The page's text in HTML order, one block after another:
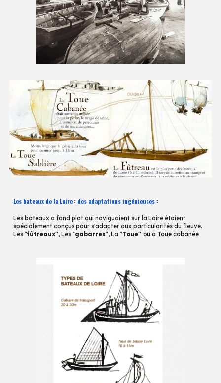
Les bateaux de la Loire : des adaptations ingénieuses :
Les bateaux a fond plat qui naviguaient sur la Loire étaient
spécialement conçus pour s'adapter aux particularités du fleuve.
Les "fûtreaux", Les "gabarres", La "Toue"oua Toue cabanée